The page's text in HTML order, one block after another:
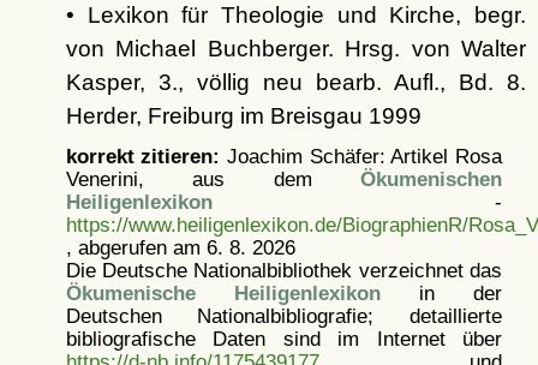
• Lexikon für Theologie und Kirche, begr.
von Michael Buchberger. Hrsg. von Walter
Kasper, 3., völlig neu bearb. Aufl., Bd. 8.
Herder, Freiburg im Breisgau 1999
korrekt zitieren: Joachim Schäfer: Artikel Rosa
Venerini, aus dem Ökumenischen
Heiligenlexikon-
https://www.heiligenlexikon.de/BiographienR/
, abgerufen am 6. 8. 2026
Die Deutsche Nationalbibliothek verzeichnet das
Ökumenische Heiligenlexikonin der
Deutschen Nationalbibliografie; detaillierte
bibliografische Daten sind im Internet über